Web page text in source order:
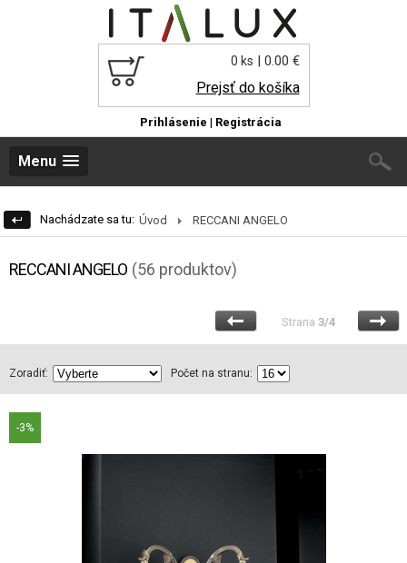
0 ks | 0.00 €
Prejsť do košíka
Prihlásenie | Registrácia
Menu
Nachádzate sa tu: Úvod RECCANI ANGELO
RECCANI ANGELO (56 produktov)
Strana 3/4
Zoradiť: Počet na stranu:
-3%